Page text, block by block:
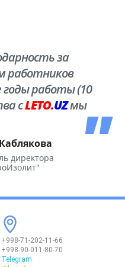
за
работников
годы работы (10
сLETO.UZмы
директора
+998-71-202-11-66
+998-90-011-80-70
Telegram